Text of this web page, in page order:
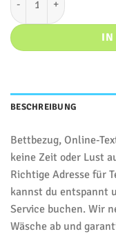
IN
BESCHREIBUNG
Bettbezug, Online-
keine Zeit oder Lust
Richtige Adresse für
kannst du entspannt
Service buchen. Wir
Wäsche ab und